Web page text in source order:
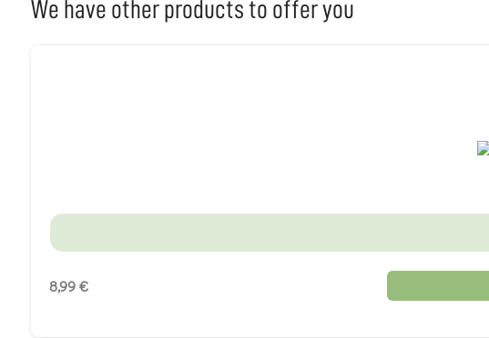
We have other products to offer you
8,99 €